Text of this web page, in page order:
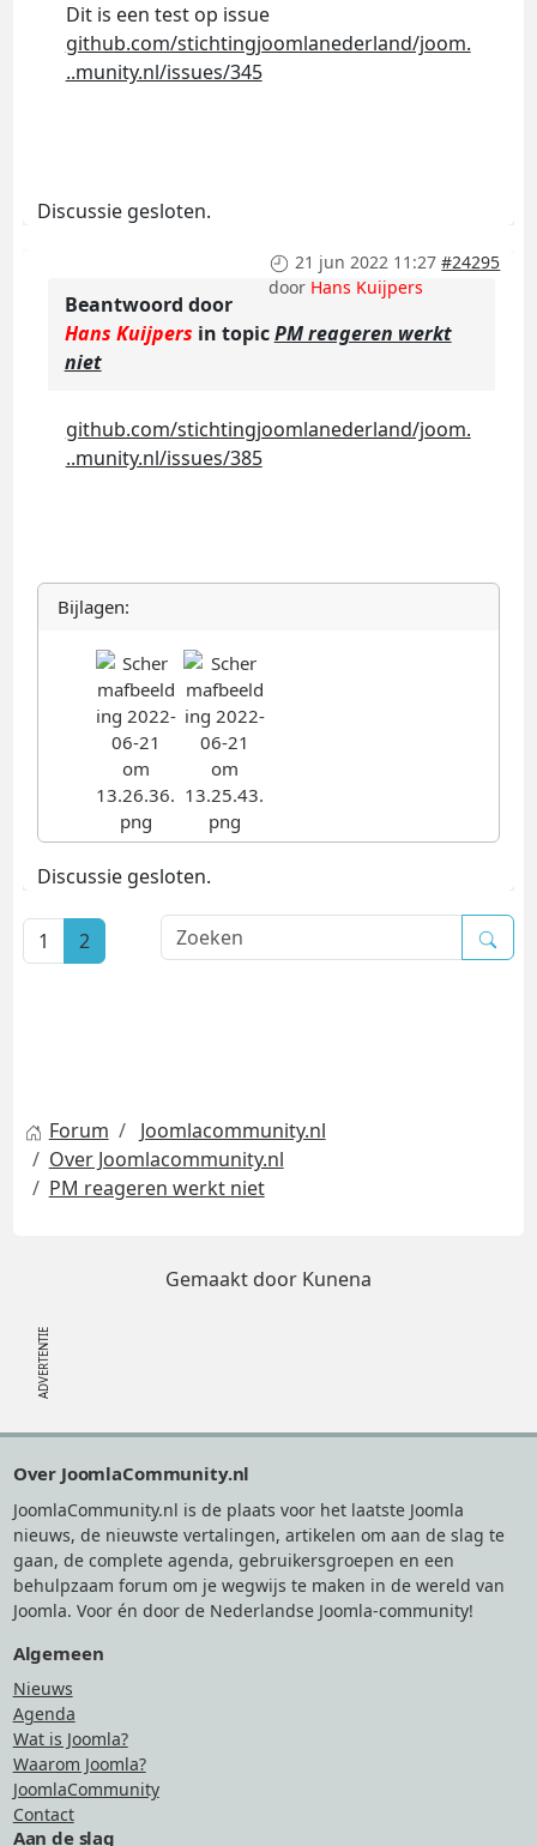
Dit is een test op issue
github.com/stichtingjoomlanederland/joom.
..munity.nl/issues/345
Discussie gesloten.
21 jun 2022 11:27 #24295
door Hans Kuijpers
Beantwoord door
Hans Kuijpers in topicPM reageren werkt
niet
github.com/stichtingjoomlanederland/joom.
..munity.nl/issues/385
Bijlagen:
Discussie gesloten.
1 2
Forum
Joomlacommunity.nl
Over Joomlacommunity.nl
PM reageren werkt niet
Gemaakt door Kunena
Over JoomlaCommunity.nl
JoomlaCommunity.nl is de plaats voor het laatste Joomla
nieuws, de nieuwste vertalingen, artikelen om aan de slag te
gaan, de complete agenda, gebruikersgroepen en een
behulpzaam forum om je wegwijs te maken in de wereld van
Joomla. Voor én door de Nederlandse Joomla-community!
Algemeen
Nieuws
Agenda
Wat is Joomla?
Waarom Joomla?
JoomlaCommunity
Contact
Aan de slag